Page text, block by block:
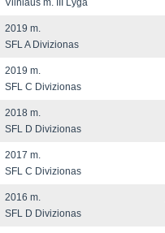
Vilniaus m. III Lyga
2019 m.
SFL A Divizionas
2019 m.
SFL C Divizionas
2018 m.
SFL D Divizionas
2017 m.
SFL C Divizionas
2016 m.
SFL D Divizionas